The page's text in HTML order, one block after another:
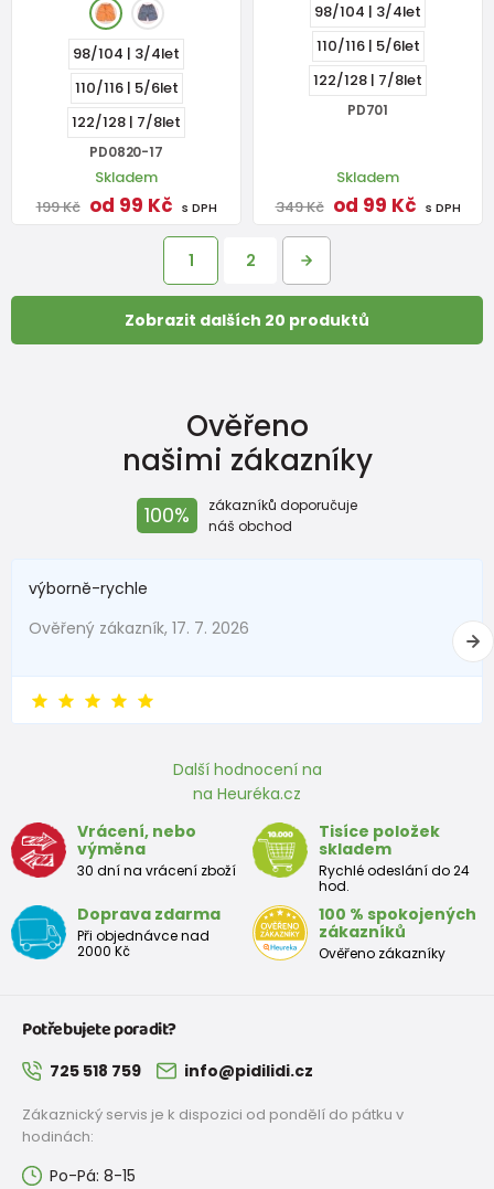
98/104 | 3/4let
110/116 | 5/6let
122/128 | 7/8let
PD0820-17
Skladem
199 Kč od 99 Kč s DPH
98/104 | 3/4let
110/116 | 5/6let
122/128 | 7/8let
PD701
Skladem
349 Kč od 99 Kč s DPH
1 2
Zobrazit dalších 20 produktů
Ověřeno
našimi zákazníky
100%
zákazníků doporučuje
náš obchod
výborně-rychle
Ověřený zákazník, 17. 7. 2026
Další hodnocení na
na Heuréka.cz
Vrácení, nebo
výměna
30 dní na vrácení zboží
Tisíce položek
skladem
Rychlé odeslání do 24
hod.
Doprava zdarma
Při objednávce nad
2000 Kč
100 % spokojených
zákazníků
Ověřeno zákazníky
Potřebujete poradit?
725 518 759 info@pidilidi.cz
Zákaznický servis je k dispozici od pondělí do pátku v
hodinách:
Po-Pá: 8-15